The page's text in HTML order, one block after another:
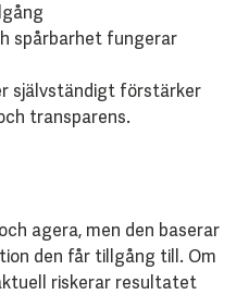
spårbarhet fungerar
självständigt förstärker
transparens.
agera, men den baserar
den får tillgång till. Om
riskerar resultatet